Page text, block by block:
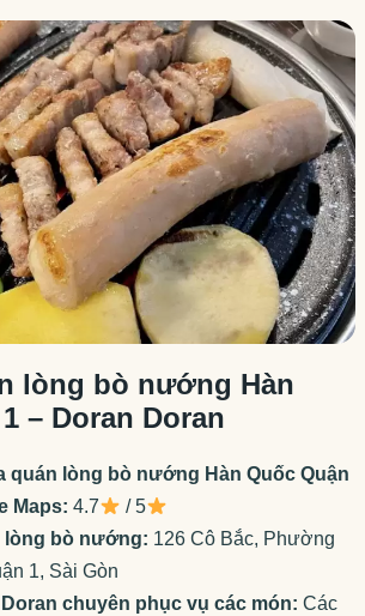
lòng bò nướng Hàn
– Doran Doran
quán lòng bò nướng Hàn Quốc Quận
Maps: 4.7
/ 5
lòng bò nướng: 126 Cô Bắc, Phường
1, Sài Gòn
chuyên phục vụ các món: Các